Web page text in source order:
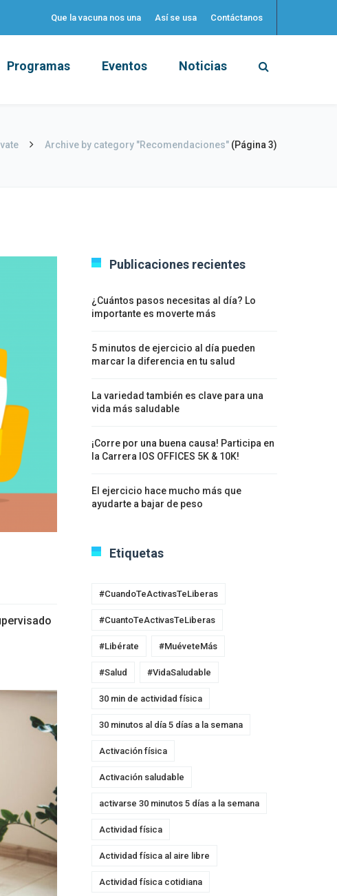
Que la vacuna nos una Así se usa Contáctanos
Programas Eventos Noticias
Archive by category "Recomendaciones" (Página 3)
Publicaciones recientes
¿Cuántos pasos necesitas al día? Lo
importante es moverte más
5 minutos de ejercicio al día pueden
marcar la diferencia en tu salud
La variedad también es clave para una
vida más saludable
¡Corre por una buena causa! Participa en
la Carrera IOS OFFICES 5K & 10K!
El ejercicio hace mucho más que
ayudarte a bajar de peso
Etiquetas
#CuandoTeActivasTeLiberas
#CuantoTeActivasTeLiberas
#Libérate #MuéveteMás
#Salud #VidaSaludable
30 min de actividad física
30 minutos al día 5 días a la semana
Activación física
Activación saludable
activarse 30 minutos 5 días a la semana
Actividad física
Actividad física al aire libre
Actividad física cotidiana